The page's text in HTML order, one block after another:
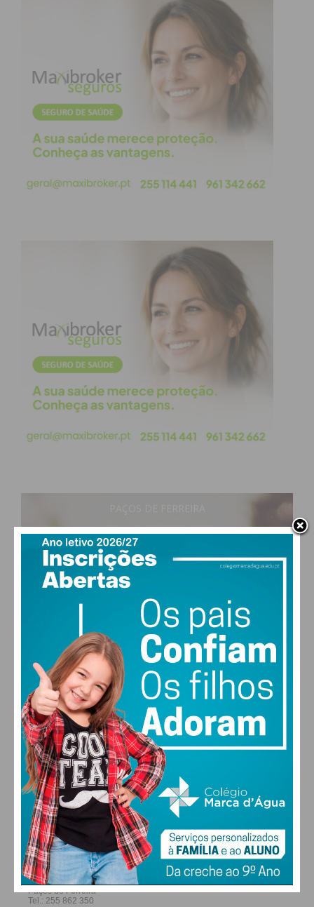
Eu li e concordo com os
termos e
condições
19°
vento: 1m/s E
30 °
QUI
30
SEX
29
SÁB
28
DOM
ALTERAR
FARMACIAS DE SERVIÇO EM PAÇOS DE
FERREIRA